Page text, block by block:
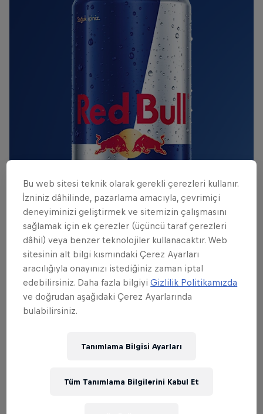
01
Grup aşaması
Bu web sitesi teknik olarak gerekli çerezleri kullanır.
İzniniz dâhilinde, pazarlama amacıyla, çevrimiçi
deneyiminizi geliştirmek ve sitemizin çalışmasını
sağlamak için ek çerezler (üçüncü taraf çerezleri
dâhil) veya benzer teknolojiler kullanacaktır. Web
sitesinin alt bilgi kısmındaki Çerez Ayarları
aracılığıyla onayınızı istediğiniz zaman iptal
edebilirsiniz. Daha fazla bilgiyiGizlilik Politikamızda
ve doğrudan aşağıdaki Çerez Ayarlarında
bulabilirsiniz.
Tanımlama Bilgisi Ayarları
Tüm Tanımlama Bilgilerini Kabul Et